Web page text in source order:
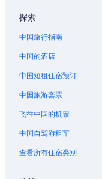
休斯顿的私人度假屋
休斯顿的别墅
北阿拉巴马的酒店
哈维斯特的酒店
卡尔曼的酒店
富尔顿戴尔的度假村
裴因堡的民宿
裴因堡的酒店
探索
中国旅行指南
中国的酒店
中国短租住宿预订
中国旅游套票
飞往中国的机票
中国自驾游租车
查看所有住宿类别